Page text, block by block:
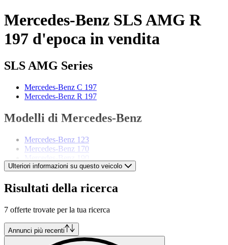
Mercedes-Benz SLS AMG R
197 d'epoca in vendita
SLS AMG Series
Mercedes-Benz C 197
Mercedes-Benz R 197
Modelli di Mercedes-Benz
Mercedes-Benz 123
Mercedes-Benz 170
Mercedes-Benz 220
Mercedes-Benz 300
Mercedes-Benz Classe E
Mercedes-Benz Classe S
Mercedes-Benz Classe SL
Mercedes-Benz Ponton
Mercedes-Benz SLK
Ulteriori informazioni su questo veicolo
Risultati della ricerca
7 offerte trovate per la tua ricerca
Annunci più recenti